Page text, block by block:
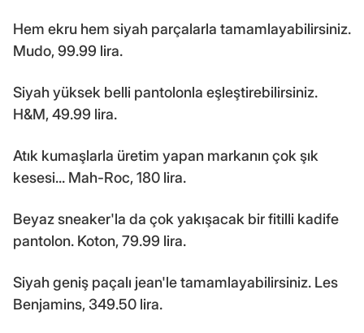
Hem ekru hem siyah parçalarla tamamlayabilirsiniz.
Mudo, 99.99 lira.
Siyah yüksek belli pantolonla eşleştirebilirsiniz.
H&M, 49.99 lira.
Atık kumaşlarla üretim yapan markanın çok şık
kesesi... Mah-Roc, 180 lira.
Beyaz sneaker'la da çok yakışacak bir fitilli kadife
pantolon. Koton, 79.99 lira.
Siyah geniş paçalı jean'le tamamlayabilirsiniz. Les
Benjamins, 349.50 lira.